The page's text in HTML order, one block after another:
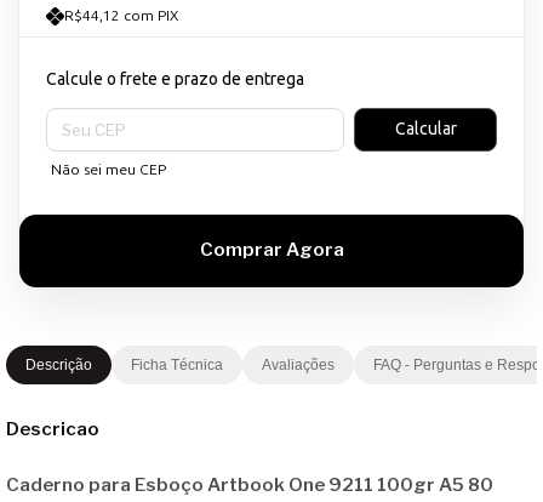
R$44,12 com PIX
Calcule o frete e prazo de entrega
Entregas para o CEP:
Calcular
Não sei meu CEP
Descrição Ficha Técnica Avaliações FAQ - Perguntas e
Descricao
Caderno para Esboço Artbook One 9211 100gr A5 80